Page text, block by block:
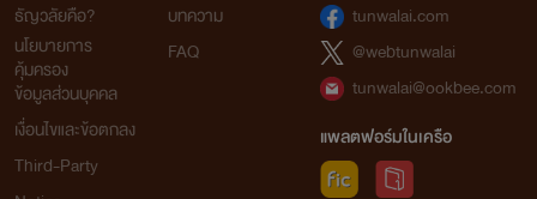
ธัญวลัยคือ?
นโยบายการ
คุ้มครอง
ข้อมูลส่วนบุคคล
เงื่อนไขและข้อตกลง
Third-Party
บทความ
FAQ
tunwalai.com
@webtunwalai
tunwalai@ookbee.com
แพลตฟอร์มในเครือ